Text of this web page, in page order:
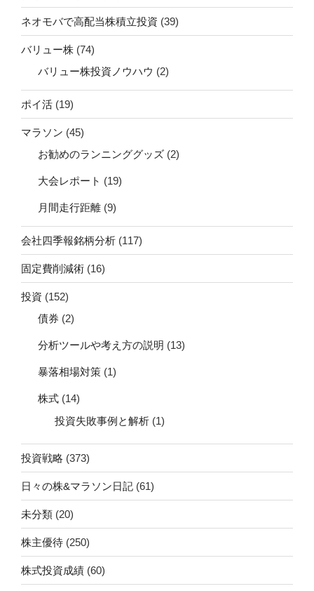
ネオモバで高配当株積立投資 (39)
バリュー株 (74)
バリュー株投資ノウハウ (2)
ポイ活 (19)
マラソン (45)
お勧めのランニンググッズ (2)
大会レポート (19)
月間走行距離 (9)
会社四季報銘柄分析 (117)
固定費削減術 (16)
投資 (152)
債券 (2)
分析ツールや考え方の説明 (13)
暴落相場対策 (1)
株式 (14)
投資失敗事例と解析 (1)
投資戦略 (373)
日々の株&マラソン日記 (61)
未分類 (20)
株主優待 (250)
株式投資成績 (60)